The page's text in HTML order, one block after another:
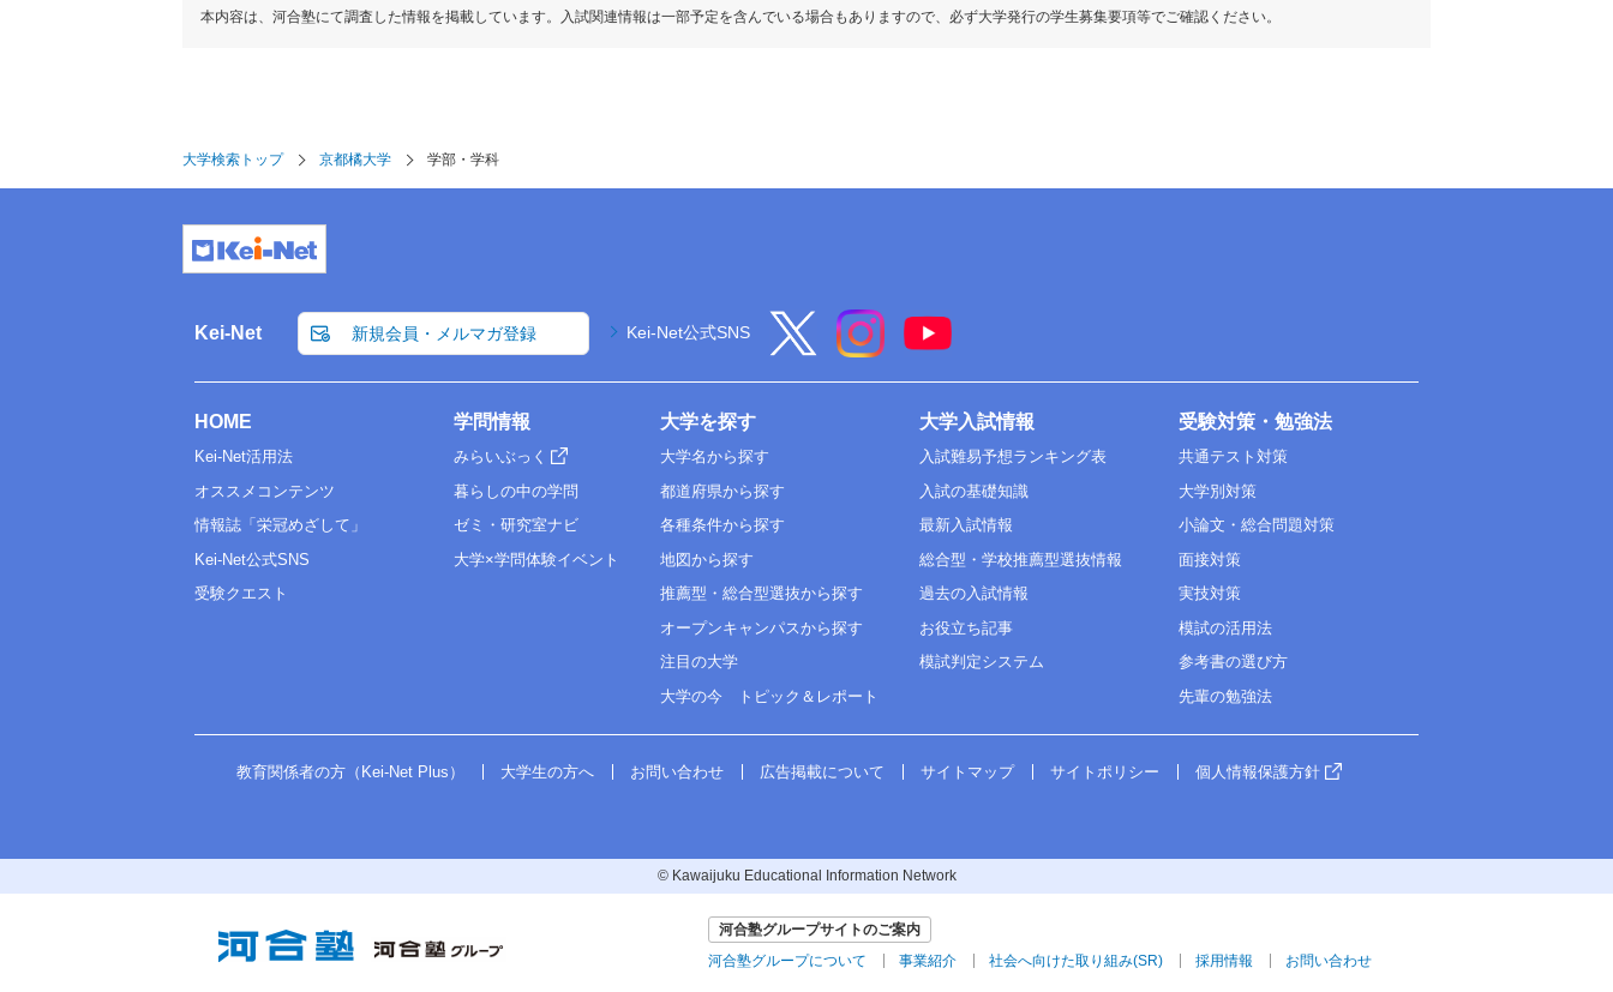
本内容は、河合塾にて調査した情報を掲載しています。入試関連情報は一部予定を含んでいる場合もありますので、必ず大学発行の学生募集要項等でご確認ください。
大学検索トップ 京都橘大学 学部・学科
Kei-Net 新規会員・メルマガ登録 Kei-Net公式SNS
HOME
Kei-Net活用法
オススメコンテンツ
情報誌「栄冠めざして」
Kei-Net公式SNS
受験クエスト
学問情報
みらいぶっく
暮らしの中の学問
ゼミ・研究室ナビ
大学×学問体験イベント
大学を探す
大学名から探す
都道府県から探す
各種条件から探す
地図から探す
推薦型・総合型選抜から探す
オープンキャンパスから探す
注目の大学
大学の今 トピック＆レポート
大学入試情報
入試難易予想ランキング表
入試の基礎知識
最新入試情報
総合型・学校推薦型選抜情報
過去の入試情報
お役立ち記事
模試判定システム
受験対策・勉強法
共通テスト対策
大学別対策
小論文・総合問題対策
面接対策
実技対策
模試の活用法
参考書の選び方
先輩の勉強法
教育関係者の方（Kei-Net Plus） 大学生の方へ お問い合わせ 広告掲載について サイトマップ サイトポリシー 個人情報保護方針
© Kawaijuku Educational Information Network
河合塾グループサイトのご案内
河合塾グループについて
事業紹介 社会へ向けた取り組み(SR) 採用情報 お問い合わせ